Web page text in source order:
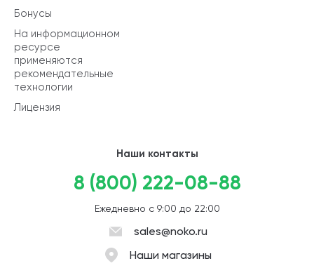
Бонусы
На информационном
ресурсе
применяются
рекомендательные
технологии
Лицензия
Наши контакты
8 (800) 222-08-88
Ежедневно с 9:00 до 22:00
sales@noko.ru
Наши магазины